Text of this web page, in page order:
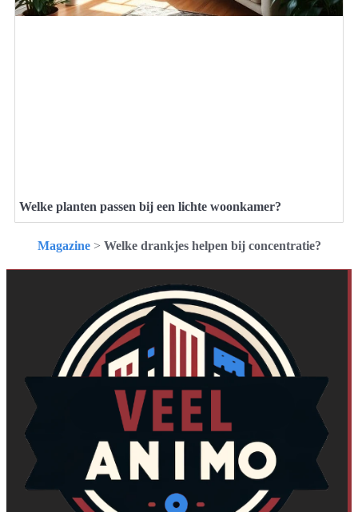
Welke planten passen bij een lichte woonkamer?
Magazine> Welke drankjes helpen bij concentratie?